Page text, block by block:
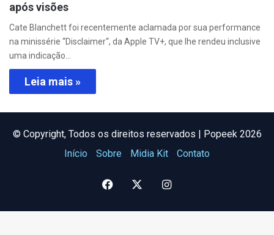
após visões
Cate Blanchett foi recentemente aclamada por sua performance
na minissérie “Disclaimer“, da Apple TV+, que lhe rendeu inclusive
uma indicação…
Leia mais »
©️ Copyright, Todos os direitos reservados | Popeek 2026
Início
Sobre Midia Kit Contato
Facebook Instagram